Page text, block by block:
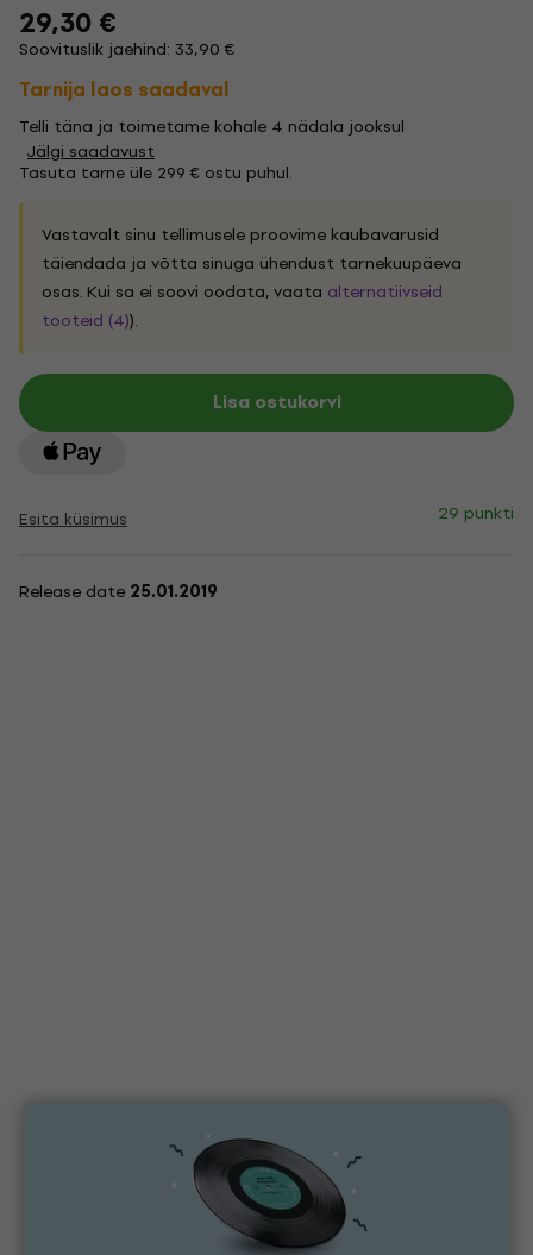
29,30 €
Soovituslik jaehind: 33,90 €
Tarnija laos saadaval
Telli täna ja toimetame kohale 4 nädala jooksul
Jälgi saadavust
Tasuta tarne üle 299 € ostu puhul.
Vastavalt sinu tellimusele proovime kaubavarusid
täiendada ja võtta sinuga ühendust tarnekuupäeva
osas. Kui sa ei soovi oodata, vaata alternatiivseid
tooteid (4)).
Lisa ostukorvi
Esita küsimus 29 punkti
Release date 25.01.2019